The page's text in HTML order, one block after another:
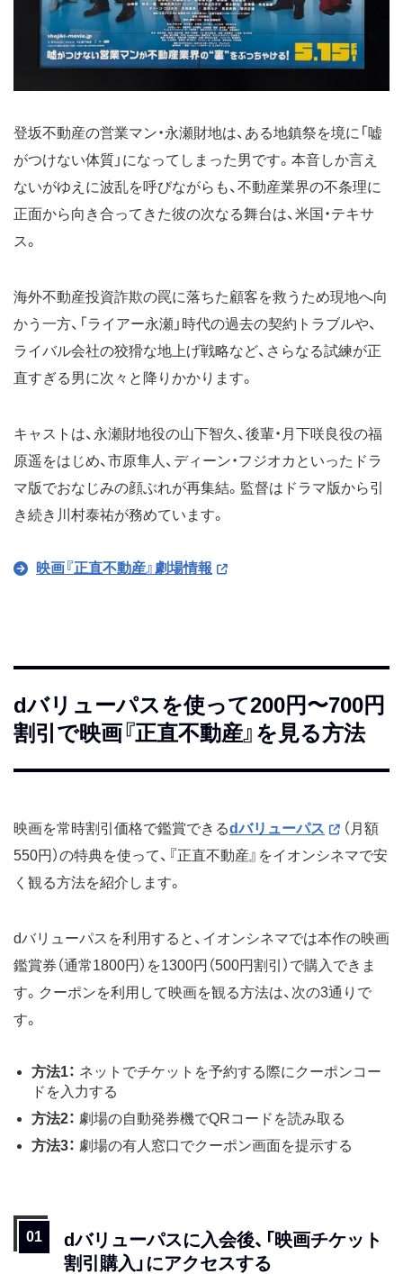
登坂不動産の営業マン・永瀬財地は、ある地鎮祭を境に「嘘
がつけない体質」になってしまった男です。本音しか言え
ないがゆえに波乱を呼びながらも、不動産業界の不条理に
正面から向き合ってきた彼の次なる舞台は、米国・テキサ
ス。
海外不動産投資詐欺の罠に落ちた顧客を救うため現地へ向
かう一方、「ライアー永瀬」時代の過去の契約トラブルや、
ライバル会社の狡猾な地上げ戦略など、さらなる試練が正
直すぎる男に次々と降りかかります。
キャストは、永瀬財地役の山下智久、後輩・月下咲良役の福
原遥をはじめ、市原隼人、ディーン・フジオカといったドラ
マ版でおなじみの顔ぶれが再集結。監督はドラマ版から引
き続き川村泰祐が務めています。
映画『正直不動産』劇場情報
dバリューパスを使って200円〜700円
割引で映画『正直不動産』を見る方法
映画を常時割引価格で鑑賞できるdバリューパス
（月額
550円）の特典を使って、『正直不動産』をイオンシネマで安
く観る方法を紹介します。
dバリューパスを利用すると、イオンシネマでは本作の映画
鑑賞券（通常1800円）を1300円（500円割引）で購入できま
す。クーポンを利用して映画を観る方法は、次の3通りで
す。
方法1： ネットでチケットを予約する際にクーポンコー
ドを入力する
方法2： 劇場の自動発券機でQRコードを読み取る
方法3： 劇場の有人窓口でクーポン画面を提示する
dバリューパスに入会後、「映画チケット
割引購入」にアクセスする